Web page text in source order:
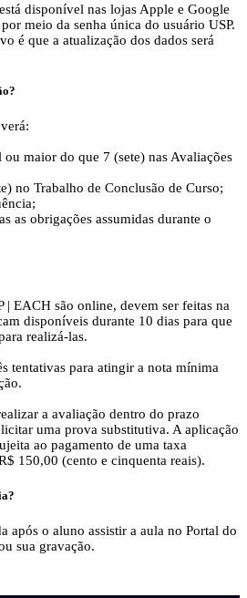
disponível nas lojas Apple e Google
meio da senha única do usuário USP.
é que a atualização dos dados será
ou maior do que 7 (sete) nas Avaliações
no Trabalho de Conclusão de Curso;
as obrigações assumidas durante o
| EACH são online, devem ser feitas na
disponíveis durante 10 dias para que
realizá-las.
tentativas para atingir a nota mínima
a avaliação dentro do prazo
uma prova substitutiva. A aplicação
ao pagamento de uma taxa
150,00 (cento e cinquenta reais).
após o aluno assistir a aula no Portal do
sua gravação.